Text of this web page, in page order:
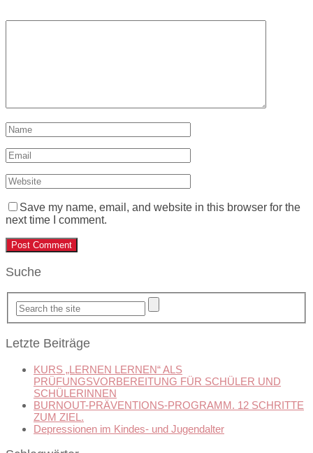
Save my name, email, and website in this browser for the
next time I comment.
Suche
Letzte Beiträge
KURS „LERNEN LERNEN“ ALS
PRÜFUNGSVORBEREITUNG FÜR SCHÜLER UND
SCHÜLERINNEN
BURNOUT-PRÄVENTIONS-PROGRAMM. 12 SCHRITTE
ZUM ZIEL.
Depressionen im Kindes- und Jugendalter